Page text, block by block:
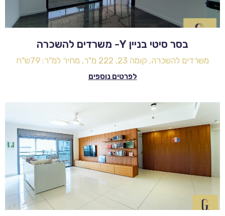
בסר סיטי בניין Y- משרדים להשכרה
משרדים להשכרה, קומה 23, 222 מ"ר, מחיר למ"ר: 79ש"ח
לפרטים נוספים